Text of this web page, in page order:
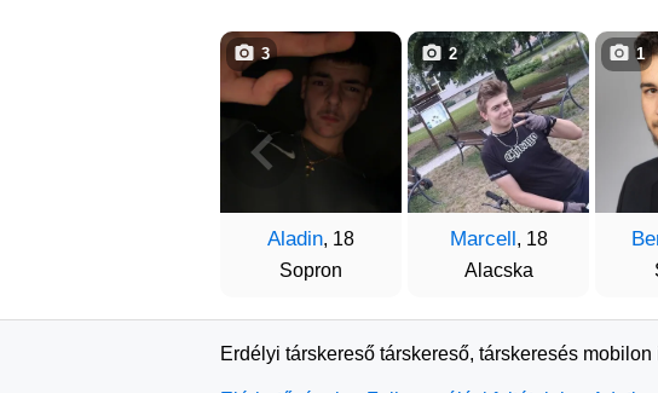
Aladin, 18
Sopron
3
Marcell, 18
Alacska
2 1
Erdélyi társkereső társkereső, társkeresés mobilon